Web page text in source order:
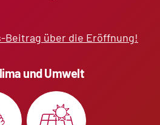
Beitrag über die Eröffnung!
und Umwelt